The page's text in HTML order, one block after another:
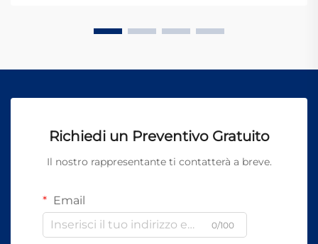
Richiedi un Preventivo Gratuito
Il nostro rappresentante ti contatterà a breve.
Email
0/100